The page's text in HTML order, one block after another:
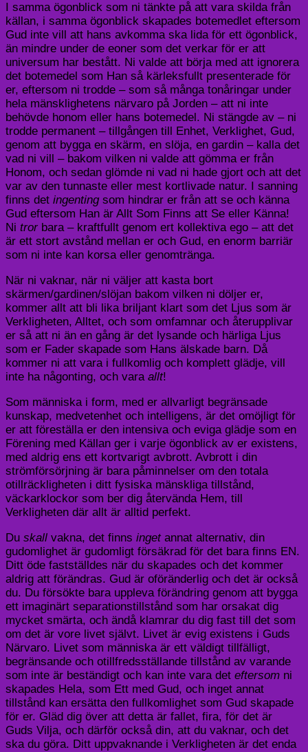
I samma ögonblick som ni tänkte på att vara skilda från
källan, i samma ögonblick skapades botemedlet eftersom
Gud inte vill att hans avkomma ska lida för ett ögonblick,
än mindre under de eoner som det verkar för er att
universum har bestått. Ni valde att börja med att ignorera
det botemedel som Han så kärleksfullt presenterade för
er, eftersom ni trodde – som så många tonåringar under
hela mänsklighetens närvaro på Jorden – att ni inte
behövde honom eller hans botemedel. Ni stängde av – ni
trodde permanent – tillgången till Enhet, Verklighet, Gud,
genom att bygga en skärm, en slöja, en gardin – kalla det
vad ni vill – bakom vilken ni valde att gömma er från
Honom, och sedan glömde ni vad ni hade gjort och att det
var av den tunnaste eller mest kortlivade natur. I sanning
finns det ingentingsom hindrar er från att se och känna
Gud eftersom Han är Allt Som Finns att Se eller Känna!
Ni tror bara – kraftfullt genom ert kollektiva ego – att det
är ett stort avstånd mellan er och Gud, en enorm barriär
som ni inte kan korsa eller genomtränga.
När ni vaknar, när ni väljer att kasta bort
skärmen/gardinen/slöjan bakom vilken ni döljer er,
kommer allt att bli lika briljant klart som det Ljus som är
Verkligheten, Alltet, och som omfamnar och återupplivar
er så att ni än en gång är det lysande och härliga Ljus
som er Fader skapade som Hans älskade barn. Då
kommer ni att vara i fullkomlig och komplett glädje, vill
inte ha någonting, och vara allt!
Som människa i form, med er allvarligt begränsade
kunskap, medvetenhet och intelligens, är det omöjligt för
er att föreställa er den intensiva och eviga glädje som en
Förening med Källan ger i varje ögonblick av er existens,
med aldrig ens ett kortvarigt avbrott. Avbrott i din
strömförsörjning är bara påminnelser om den totala
otillräckligheten i ditt fysiska mänskliga tillstånd,
väckarklockor som ber dig återvända Hem, till
Verkligheten där allt är alltid perfekt.
Du skall vakna, det finns ingetannat alternativ, din
gudomlighet är gudomligt försäkrad för det bara finns EN.
Ditt öde fastställdes när du skapades och det kommer
aldrig att förändras. Gud är oföränderlig och det är också
du. Du försökte bara uppleva förändring genom att bygga
ett imaginärt separationstillstånd som har orsakat dig
mycket smärta, och ändå klamrar du dig fast till det som
om det är vore livet självt. Livet är evig existens i Guds
Närvaro. Livet som människa är ett väldigt tillfälligt,
begränsande och otillfredsställande tillstånd av varande
som inte är beständigt och kan inte vara det eftersom ni
skapades Hela, som Ett med Gud, och inget annat
tillstånd kan ersätta den fullkomlighet som Gud skapade
för er. Gläd dig över att detta är fallet, fira, för det är
Guds Vilja, och därför också din, att du vaknar, och det
ska du göra. Ditt uppvaknande i Verkligheten är det enda